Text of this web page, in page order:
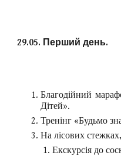
29.05. Перший день.
Благодійний
Дітей».
Тренінг «Будьмо
На лісових
Екскурсія до